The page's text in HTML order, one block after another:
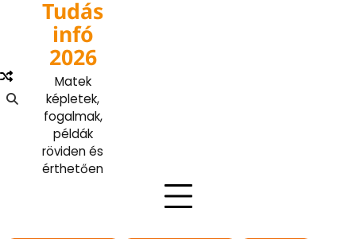
Tudás
infó
2026
Matek
képletek,
fogalmak,
példák
röviden és
érthetően